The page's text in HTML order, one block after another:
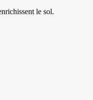
le sol.